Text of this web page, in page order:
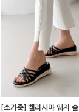
[소가죽] 벨리시마 웨지 슬